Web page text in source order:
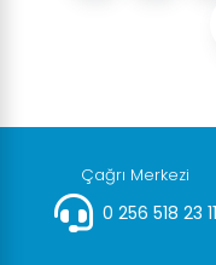
Çağrı Merkezi
0 256 518 23 11